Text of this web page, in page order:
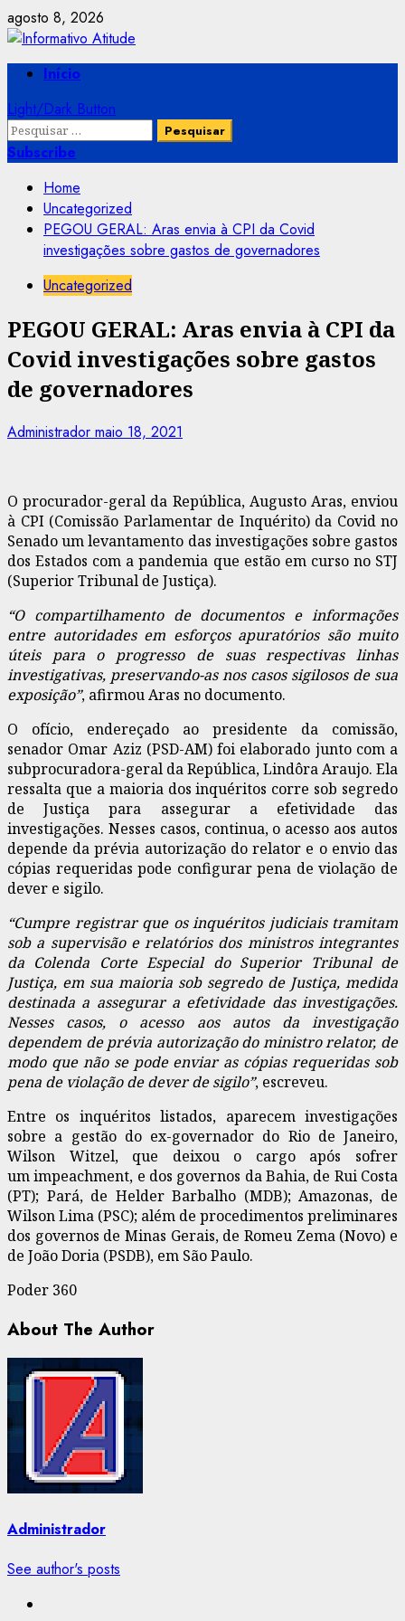
Skip
to
content
agosto 8, 2026
PrimaryInício
Light/Dark Button
Pesquisar
por:
Subscribe
Home
Uncategorized
PEGOU GERAL: Aras envia à CPI da Covid
investigações sobre gastos de governadores
Uncategorized
PEGOU GERAL: Aras envia à CPI da
Covid investigações sobre gastos
de governadores
Administrador maio 18, 2021
O procurador-geral da República, Augusto Aras, enviou
à CPI (Comissão Parlamentar de Inquérito) da Covid no
Senado um levantamento das investigações sobre gastos
dos Estados com a pandemia que estão em curso no STJ
(Superior Tribunal de Justiça).
“O compartilhamento de documentos e informações
entre autoridades em esforços apuratórios são muito
úteis para o progresso de suas respectivas linhas
investigativas, preservando-as nos casos sigilosos de sua
exposição”, afirmou Aras no documento.
O ofício, endereçado ao presidente da comissão,
senador Omar Aziz (PSD-AM) foi elaborado junto com a
subprocuradora-geral da República, Lindôra Araujo. Ela
ressalta que a maioria dos inquéritos corre sob segredo
de Justiça para assegurar a efetividade das
investigações. Nesses casos, continua, o acesso aos autos
depende da prévia autorização do relator e o envio das
cópias requeridas pode configurar pena de violação de
dever e sigilo.
“Cumpre registrar que os inquéritos judiciais tramitam
sob a supervisão e relatórios dos ministros integrantes
da Colenda Corte Especial do Superior Tribunal de
Justiça, em sua maioria sob segredo de Justiça, medida
destinada a assegurar a efetividade das investigações.
Nesses casos, o acesso aos autos da investigação
dependem de prévia autorização do ministro relator, de
modo que não se pode enviar as cópias requeridas sob
pena de violação de dever de sigilo”, escreveu.
Entre os inquéritos listados, aparecem investigações
sobre a gestão do ex-governador do Rio de Janeiro,
Wilson Witzel, que deixou o cargo após sofrer
um impeachment, e dos governos da Bahia, de Rui Costa
(PT); Pará, de Helder Barbalho (MDB); Amazonas, de
Wilson Lima (PSC); além de procedimentos preliminares
dos governos de Minas Gerais, de Romeu Zema (Novo) e
de João Doria (PSDB), em São Paulo.
Poder 360
About The Author
Administrador
See author's posts